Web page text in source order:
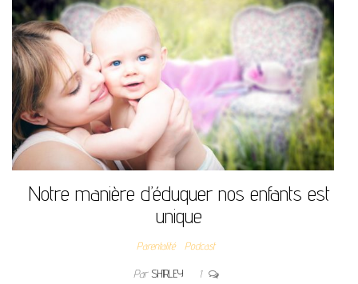
Notre manière d’éduquer nos enfants est
unique
Parentalité Podcast
Par SHIRLEY 1